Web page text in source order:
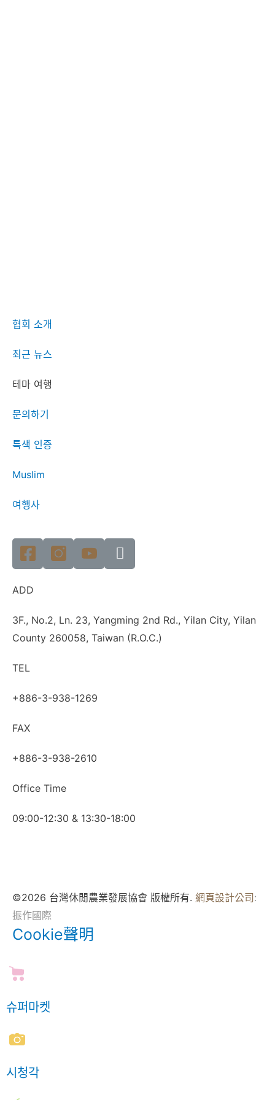
협회 소개
최근 뉴스
테마 여행
문의하기
특색 인증
Muslim
여행사
ADD
3F., No.2, Ln. 23, Yangming 2nd Rd., Yilan City, Yilan
County 260058, Taiwan (R.O.C.)
TEL
+886-3-938-1269
FAX
+886-3-938-2610
Office Time
09:00-12:30 & 13:30-18:00
©2026 台灣休閒農業發展協會 版權所有. 網頁設計公司:
振作國際
Cookie聲明
슈퍼마켓
시청각